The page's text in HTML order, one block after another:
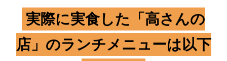
実際に実食した「高さんの
店」のランチメニューは以下